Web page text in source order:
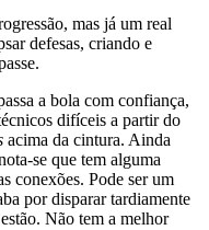
mas já um real
defesas, criando e
a bola com confiança,
difíceis a partir do
acima da cintura. Ainda
se que tem alguma
conexões. Pode ser um
por disparar tardiamente
Não tem a melhor